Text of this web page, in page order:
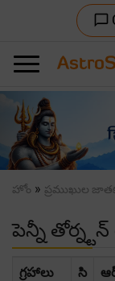
chat_bubble_outline
Previous
హోం » ప్రముఖుల
పెన్నీ
గ్రహాలు సి